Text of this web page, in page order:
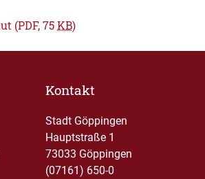
(PDF, 75KB)
Kontakt
Stadt Göppingen
Hauptstraße 1
73033 Göppingen
(07161) 650-0